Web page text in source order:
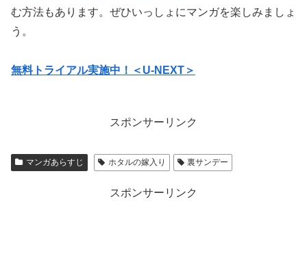
む方法もあります。ぜひいっしょにマンガを楽しみましょ
う。
無料トライアル実施中！＜U-NEXT＞
スポンサーリンク
マンガあらすじ ホタルの嫁入り 裏サンデー
スポンサーリンク